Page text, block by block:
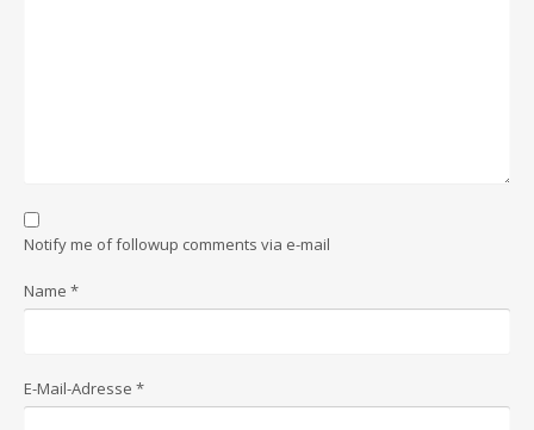
Notify me of followup comments via e-mail
Name *
E-Mail-Adresse *